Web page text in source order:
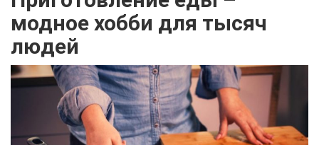
модное хобби для тысяч
людей